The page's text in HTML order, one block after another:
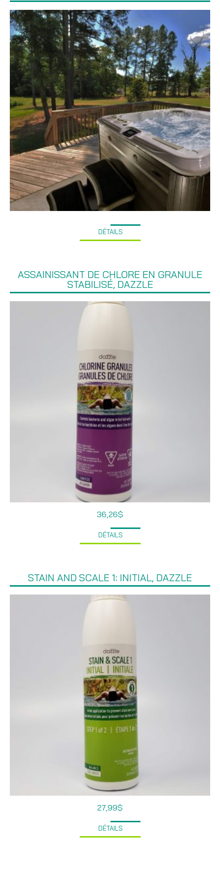
DÉTAILS
ASSAINISSANT DE CHLORE EN GRANULE
STABILISÉ, DAZZLE
36,26$
DÉTAILS
STAIN AND SCALE 1: INITIAL, DAZZLE
27,99$
DÉTAILS